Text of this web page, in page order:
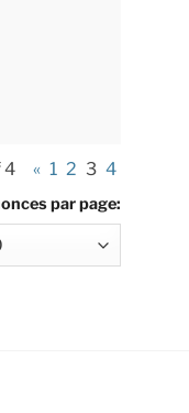
4 « 1 2 3 4
par page: